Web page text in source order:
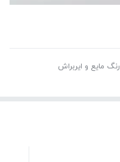
رنگ مایع و ایربراش